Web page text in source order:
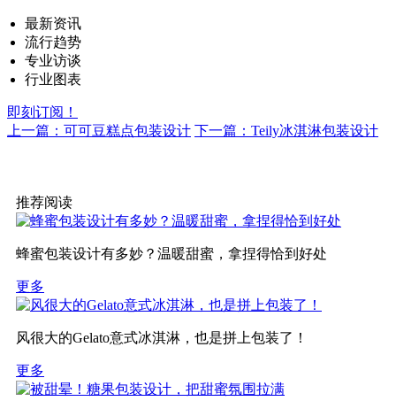
最新资讯
流行趋势
专业访谈
行业图表
即刻订阅！
上一篇：可可豆糕点包装设计 下一篇：Teily冰淇淋包装设计
推荐阅读
蜂蜜包装设计有多妙？温暖甜蜜，拿捏得恰到好处
更多
风很大的Gelato意式冰淇淋，也是拼上包装了！
更多